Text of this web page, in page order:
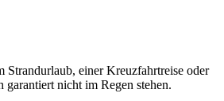
Strandurlaub, einer Kreuzfahrtreise oder
garantiert nicht im Regen stehen.